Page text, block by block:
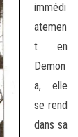
immédi
atemen
t en
Demon
a, elle
se rend
dans sa